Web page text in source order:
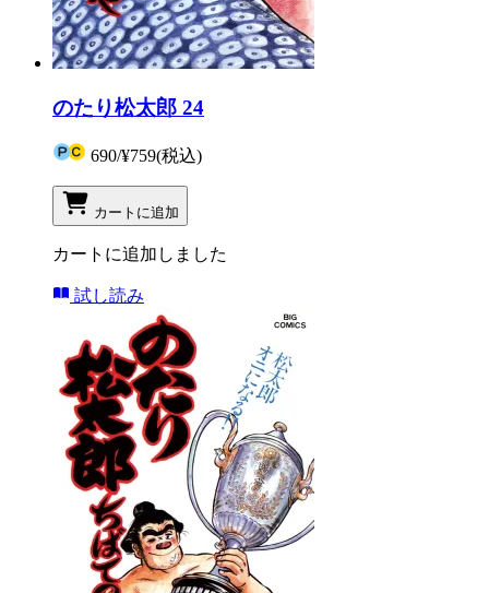
のたり松太郎 24
690/¥759(税込)
カートに追加
カートに追加しました
試し読み